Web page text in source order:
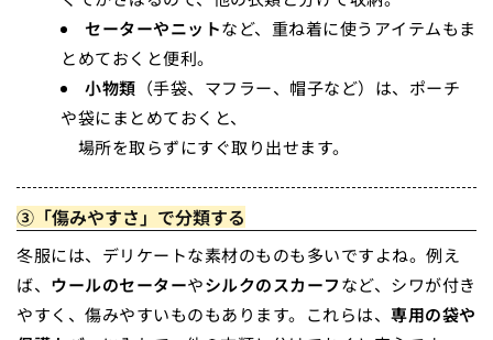
セーターやニットなど、重ね着に使うアイテムもま
とめておくと便利。
小物類 （手袋、マフラー、帽子など）は、ポーチ
や袋にまとめておくと、
場所を取らずにすぐ取り出せます。
③「傷みやすさ」で分類する
冬服には、デリケートな素材のものも多いですよね。例え
ば、 ウールのセーターやシルクのスカーフなど、シワが付き
やすく、傷みやすいものもあります。これらは、 専用の袋や